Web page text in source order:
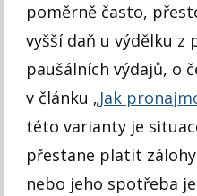
poměrně často,
vyšší daň u výdělku
paušálních výdajů, o
v článku „Jak
této varianty je
přestane platit
nebo jeho spotřeba